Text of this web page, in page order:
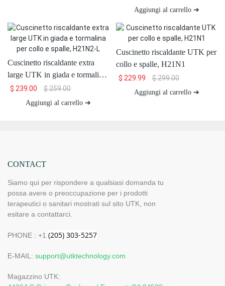
all'anca, H21C1
Aggiungi al carrello ➔
Cuscinetto riscaldante extra
large UTK in giada e tormalina
per collo e spalle, H21N2-L
$ 239.00 $259.00
Aggiungi al carrello ➔
Cuscinetto riscaldante UTK per
collo e spalle, H21N1
$ 229.99 $299.00
Aggiungi al carrello ➔
CONTACT
Siamo qui per rispondere a qualsiasi domanda tu
possa avere o preoccupazione per i prodotti
terapeutici o sanitari mostrati sul sito UTK, non
esitare a contattarci.
PHONE : +1
E-MAIL: support@utktechnology.com
Magazzino UTK: